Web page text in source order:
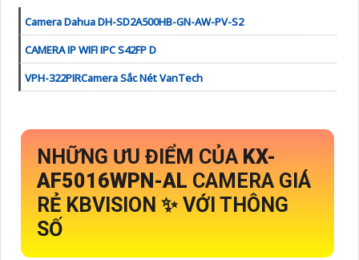
Camera Dahua DH-SD2A500HB-GN-AW-PV-S2
CAMERA IP WIFI IPC S42FP D
VPH-322PIRCamera Sắc Nét VanTech
NHỮNG ƯU ĐIỂM CỦA KX-
AF5016WPN-AL CAMERA GIÁ
RẺ KBVISION ✨ VỚI THÔNG
SỐ